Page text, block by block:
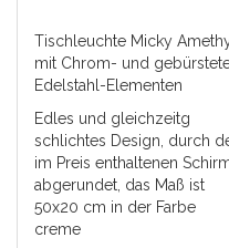
Tischleuchte Micky
mit Chrom- und
Edelstahl-Elementen
Edles und gleichzeitg
schlichtes Design, durch
im Preis enthaltenen
abgerundet, das Maß ist
50x20 cm in der Farbe
creme